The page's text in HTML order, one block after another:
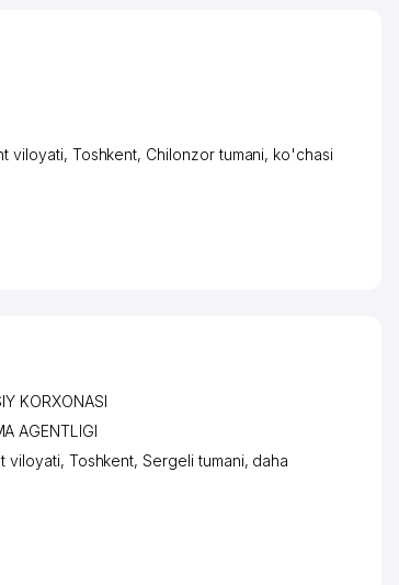
viloyati, Toshkent, Chilonzor tumani, ko'chasi
KORXONASI
AGENTLIGI
viloyati, Toshkent,Sergeli tumani, daha